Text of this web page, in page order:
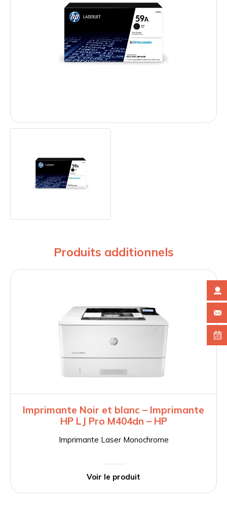
Produits additionnels
Imprimante Noir et blanc – Imprimante
HP LJ Pro M404dn – HP
Imprimante Laser Monochrome
Voir le produit